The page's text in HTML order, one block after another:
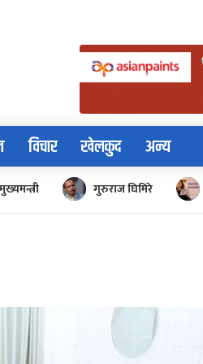
विचार खेलकुद अन्य
गुरुराज घिमिरे